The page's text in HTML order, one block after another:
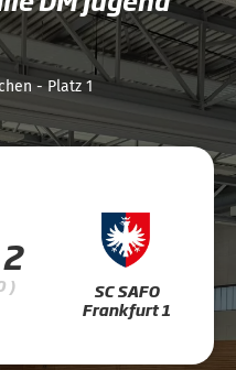
- Platz 1
)
SC SAFO
Frankfurt 1